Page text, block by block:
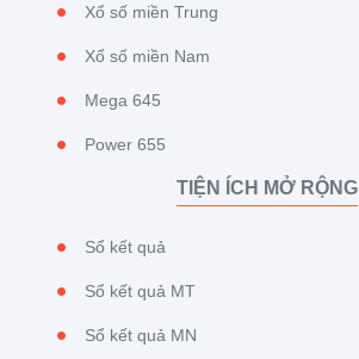
Xổ số miền Trung
Xổ số miền Nam
Mega 645
Power 655
TIỆN ÍCH MỞ RỘNG
Sổ kết quả
Sổ kết quả MT
Sổ kết quả MN